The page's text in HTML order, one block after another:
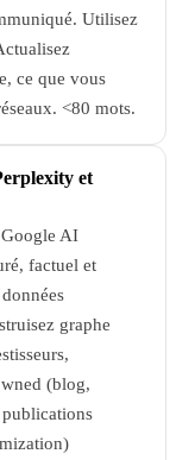
Utilisez
ce que vous
<80 mots.
et
AI
factuel et
graphe
(blog,